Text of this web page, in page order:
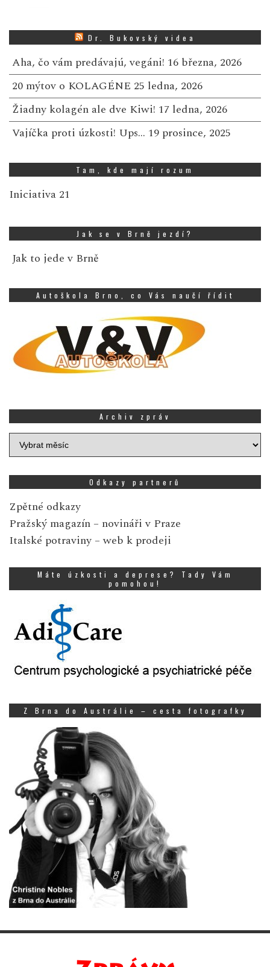
Dr. Bukovský videa
Aha, čo vám predávajú, vegáni! 16 března, 2026
20 mýtov o KOLAGÉNE 25 ledna, 2026
Žiadny kolagén ale dve Kiwi! 17 ledna, 2026
Vajíčka proti úzkosti! Ups… 19 prosince, 2025
Tam, kde mají rozum
Iniciativa 21
Jak se v Brně jezdí?
Jak to jede v Brně
Autoškola Brno, co Vás naučí řídit
Archiv zpráv
Archiv
zpráv
Odkazy partnerů
Zpětné odkazy
Pražský magazín – novináři v Praze
Italské potraviny – web k prodeji
Máte úzkosti a deprese? Tady Vám
pomohou!
Z Brna do Austrálie – cesta fotografky